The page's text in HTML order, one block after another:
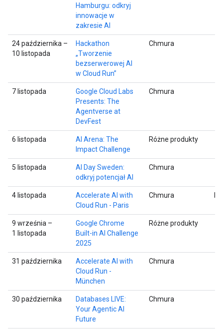
Hamburgu: odkryj
innowacje w
zakresie AI
24 października –
10 listopada
Hackathon
„Tworzenie
bezserwerowej AI
w Cloud Run”
Chmura
7 listopada
Google Cloud Labs
Presents: The
Agentverse at
DevFest
Chmura
6 listopada
AI Arena: The
Impact Challenge
Różne produkty
5 listopada
AI Day Sweden:
odkryj potencjał AI
Chmura
4 listopada
Accelerate AI with
Cloud Run - Paris
Chmura
9 września –
1 listopada
Google Chrome
Built-in AI Challenge
2025
Różne produkty
31 października
Accelerate AI with
Cloud Run -
München
Chmura
30 października
Databases LIVE:
Your Agentic AI
Future
Chmura